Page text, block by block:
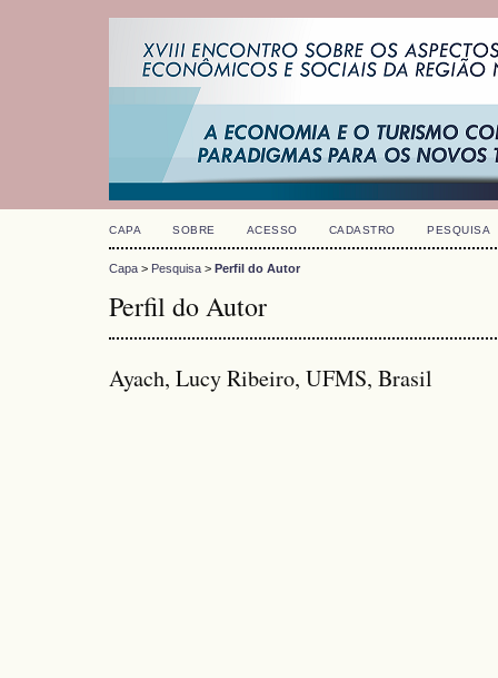
CAPA SOBRE ACESSO CADASTRO PESQUISA
Capa > Pesquisa > Perfil do Autor
Perfil do Autor
Ayach, Lucy Ribeiro, UFMS, Brasil